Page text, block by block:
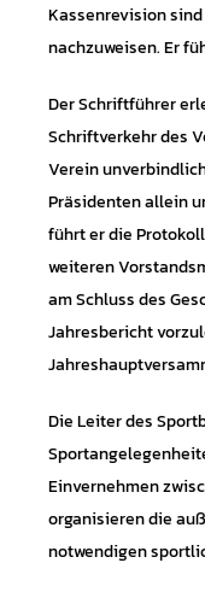
Kassenrevision
nachzuweisen. Er
Der Schriftführer
Schriftverkehr des
Verein
Präsidenten allein
führt er die
weiteren
am Schluss des
Jahresbericht
Die Leiter des
Einvernehmen
organisieren die
notwendigen